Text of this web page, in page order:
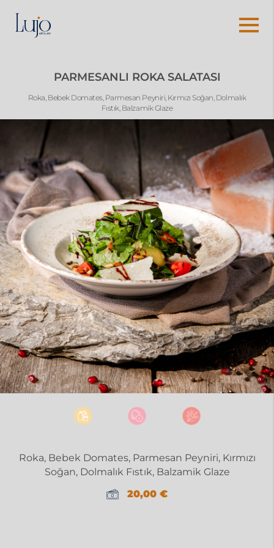
PARMESANLI ROKA SALATASI
Roka, Bebek Domates, Parmesan Peyniri, Kırmızı Soğan, Dolmalık
Fıstık, Balzamik Glaze
Roka, Bebek Domates, Parmesan Peyniri, Kırmızı
Soğan, Dolmalık Fıstık, Balzamik Glaze
20,00 €